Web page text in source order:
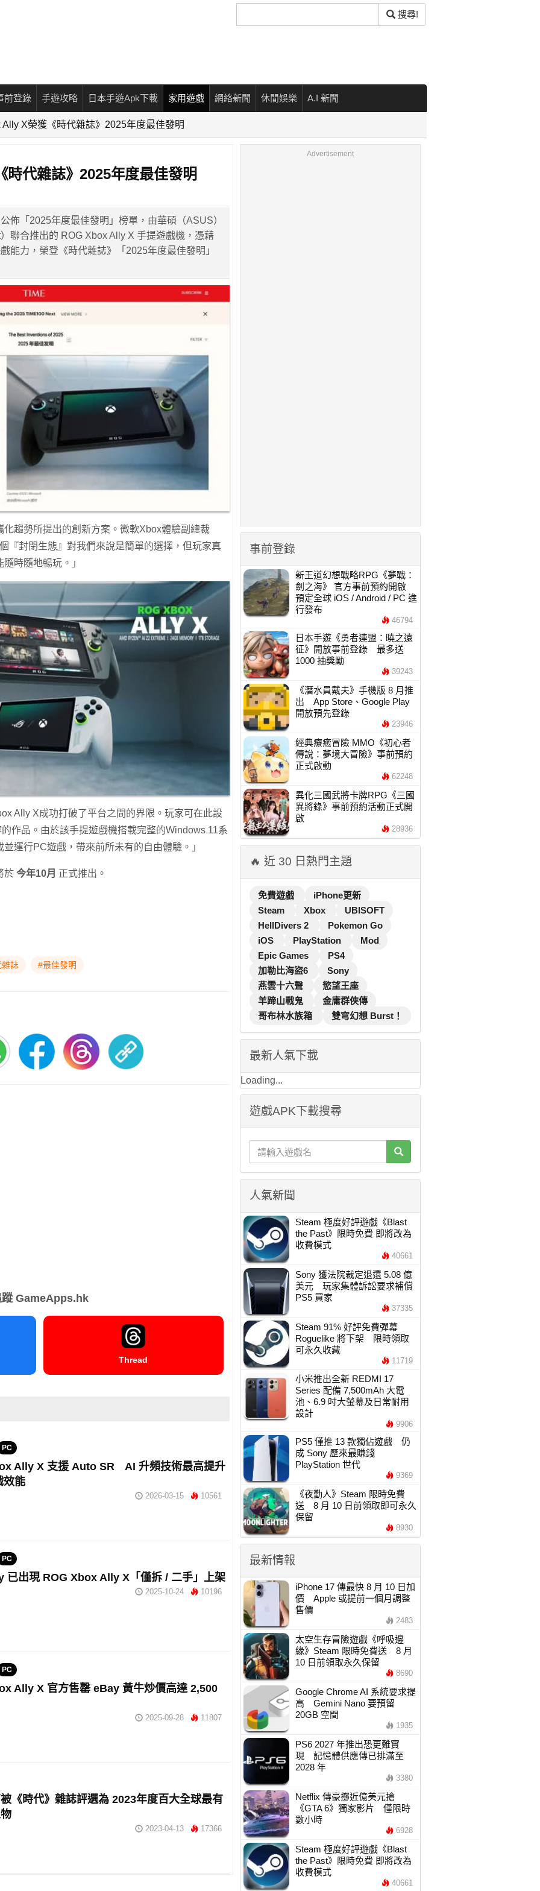
尋
搜尋!
前登錄 手遊攻略 日本手遊Apk下載 家用遊戲 網絡新聞 休閒娛樂 A.I 新聞
Ally X榮獲《時代雜誌》2025年度最佳發明
代雜誌》2025年度最佳發明
佈「2025年度最佳發明」榜單，由華碩（ASUS）
聯合推出的 ROG Xbox Ally X 手提遊戲機，憑藉
能力，榮登《時代雜誌》「2025年度最佳發明」
趨勢所提出的創新方案。微軟Xbox體驗副總裁
『封閉生態』對我們來說是簡單的選擇，但玩家真
時隨地暢玩。」
Ally X成功打破了平台之間的界限。玩家可在此設
作品。由於該手提遊戲機搭載完整的Windows 11系
運行PC遊戲，帶來前所未有的自由體驗。」
於 今年10月 正式推出。
雜誌 #最佳發明
蹤 GameApps.hk
Thread
PC
Ally X 支援 Auto SR AI 升頻技術最高提升
效能
2026-03-15 10561
PC
已出現 ROG Xbox Ally X「僅拆 / 二手」上架
2025-10-24 10196
PC
Ally X 官方售罄 eBay 黃牛炒價高達 2,500
2025-09-28 11807
《時代》雜誌評選為 2023年度百大全球最有
2023-04-13 17366
Advertisement
事前登錄
新王道幻想戰略RPG《夢戰：
劍之海》 官方事前預約開啟
預定全球 iOS / Android / PC 進
行發布
46794
日本手遊《勇者連盟：曉之遠
征》開放事前登錄 最多送
1000 抽獎勵
39243
《潛水員戴夫》手機版 8 月推
出 App Store、Google Play
開放預先登錄
23946
經典療癒冒險 MMO《初心者
傳說：夢境大冒險》事前預約
正式啟動
62248
異化三國武將卡牌RPG《三國
異將錄》事前預約活動正式開
啟
28936
🔥 近 30 日熱門主題
免費遊戲
iPhone更新
Steam
Xbox
UBISOFT
HellDivers 2
Pokemon Go
iOS
PlayStation
Mod
Epic Games
PS4
加勒比海盜6
Sony
燕雲十六聲
慾望王座
羊蹄山戰鬼
金庸群俠傳
哥布林水族箱
雙穹幻想 Burst！
最新人氣下載
Loading...
遊戲APK下載搜尋
人氣新聞
Steam 極度好評遊戲《Blast
the Past》限時免費 即將改為
收費模式
40661
Sony 獲法院裁定退還 5.08 億
美元 玩家集體訴訟要求補償
PS5 買家
37335
Steam 91% 好評免費彈幕
Roguelike 將下架 限時領取
可永久收藏
11719
小米推出全新 REDMI 17
Series 配備 7,500mAh 大電
池、6.9 吋大螢幕及日常耐用
設計
9906
PS5 僅推 13 款獨佔遊戲 仍
成 Sony 歷來最賺錢
PlayStation 世代
9369
《夜勤人》Steam 限時免費
送 8 月 10 日前領取即可永久
保留
8930
最新情報
iPhone 17 傳最快 8 月 10 日加
價 Apple 或提前一個月調整
售價
2483
太空生存冒險遊戲《呼吸邊
緣》Steam 限時免費送 8 月
10 日前領取永久保留
8690
Google Chrome AI 系統要求提
高 Gemini Nano 要預留
20GB 空間
1935
PS6 2027 年推出恐更難實
現 記憶體供應傳已排滿至
2028 年
3380
Netflix 傳豪擲近億美元搶
《GTA 6》獨家影片 僅限時
數小時
6928
Steam 極度好評遊戲《Blast
the Past》限時免費 即將改為
收費模式
40661